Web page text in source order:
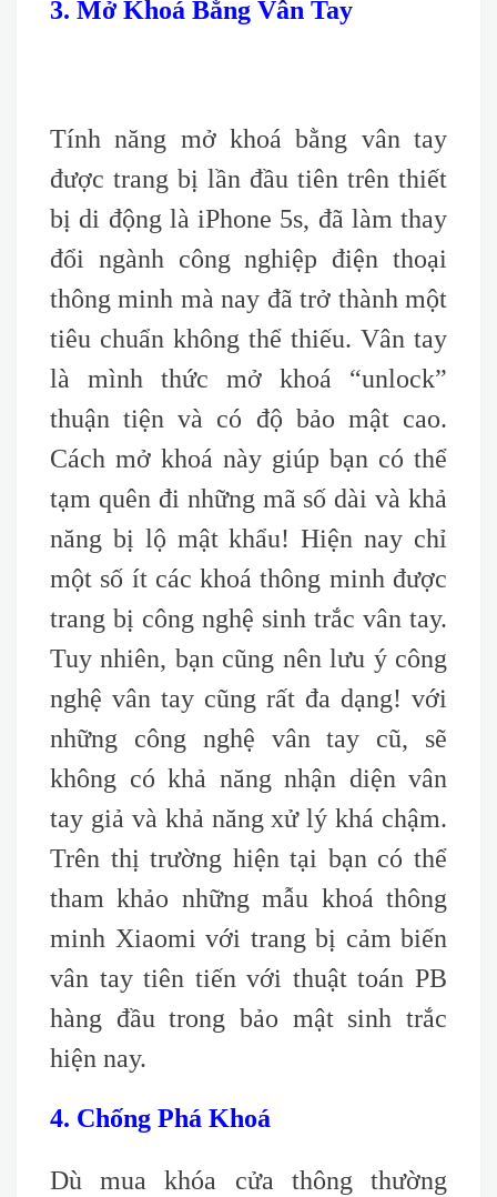
3. Mở Khoá Bằng Vân Tay
Tính năng mở khoá bằng vân tay
được trang bị lần đầu tiên trên thiết
bị di động là iPhone 5s, đã làm thay
đổi ngành công nghiệp điện thoại
thông minh mà nay đã trở thành một
tiêu chuẩn không thể thiếu. Vân tay
là mình thức mở khoá “unlock”
thuận tiện và có độ bảo mật cao.
Cách mở khoá này giúp bạn có thể
tạm quên đi những mã số dài và khả
năng bị lộ mật khẩu! Hiện nay chỉ
một số ít các khoá thông minh được
trang bị công nghệ sinh trắc vân tay.
Tuy nhiên, bạn cũng nên lưu ý công
nghệ vân tay cũng rất đa dạng! với
những công nghệ vân tay cũ, sẽ
không có khả năng nhận diện vân
tay giả và khả năng xử lý khá chậm.
Trên thị trường hiện tại bạn có thể
tham khảo những mẫu khoá thông
minh Xiaomi với trang bị cảm biến
vân tay tiên tiến với thuật toán PB
hàng đầu trong bảo mật sinh trắc
hiện nay.
4. Chống Phá Khoá
Dù mua khóa cửa thông thường